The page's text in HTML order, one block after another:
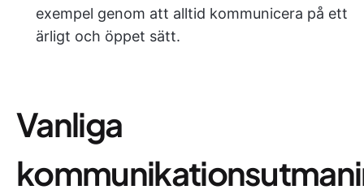
exempel genom att alltid kommunicera på ett
ärligt och öppet sätt.
Vanliga